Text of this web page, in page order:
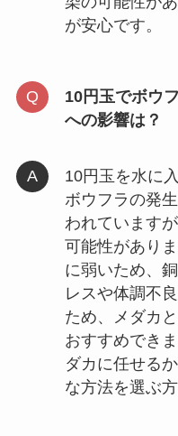
が安心です。
10円玉でボウ
への影響は？
10円玉を水に
ボウフラの発
われています
可能性があり
に弱いため、
レスや体調不
ため、メダカ
おすすめでき
ダカに任せる
な方法を選ぶ